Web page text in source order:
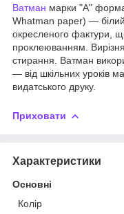
Ватман марки "А"
Whatman paper) — білий
окресленого фактури,
проклеюванням.
стирання. Ватман
— від шкільних уроків
видатського друку.
Приховати
Характеристики
Основні
Колір